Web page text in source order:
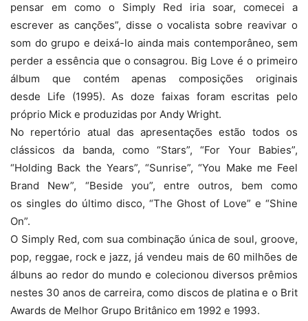
pensar em como o Simply Red iria soar, comecei a
escrever as canções”, disse o vocalista sobre reavivar o
som do grupo e deixá-lo ainda mais contemporâneo, sem
perder a essência que o consagrou. Big Love é o primeiro
álbum que contém apenas composições originais
desde Life (1995). As doze faixas foram escritas pelo
próprio Mick e produzidas por Andy Wright.
No repertório atual das apresentações estão todos os
clássicos da banda, como “Stars”, “For Your Babies”,
“Holding Back the Years”, “Sunrise”, “You Make me Feel
Brand New”, “Beside you”, entre outros, bem como
os singles do último disco, “The Ghost of Love” e “Shine
On”.
O Simply Red, com sua combinação única de soul, groove,
pop, reggae, rock e jazz, já vendeu mais de 60 milhões de
álbuns ao redor do mundo e colecionou diversos prêmios
nestes 30 anos de carreira, como discos de platina e o Brit
Awards de Melhor Grupo Britânico em 1992 e 1993.